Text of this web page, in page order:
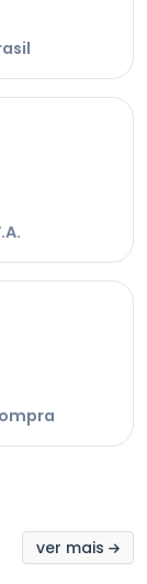
ver mais